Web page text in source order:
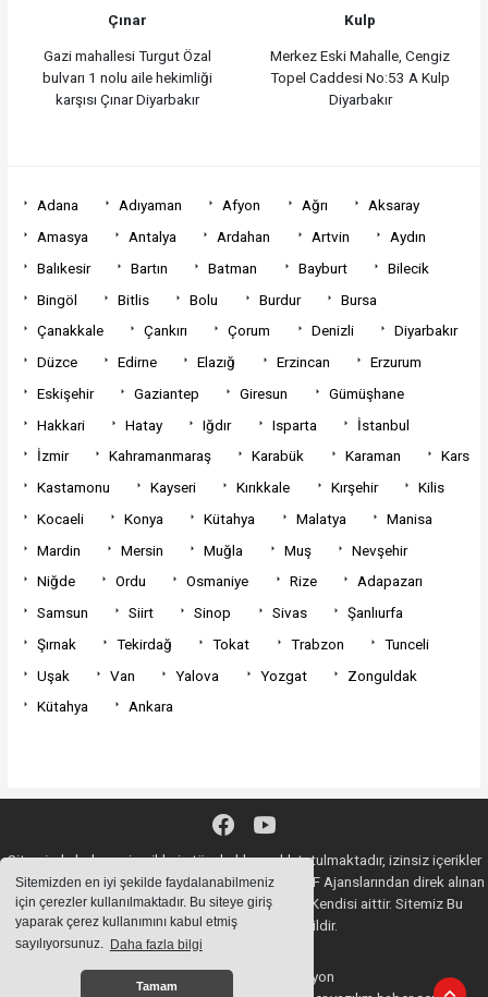
Sitemizden en iyi şekilde faydalanabilmeniz
için çerezler kullanılmaktadır. Bu siteye giriş
yaparak çerez kullanımını kabul etmiş
sayılıyorsunuz. Daha fazla bilgi
Tamam
Çınar
Gazi mahallesi Turgut Özal
bulvarı 1 nolu aile hekimliği
karşısı Çınar Diyarbakır
Kulp
Merkez Eski Mahalle, Cengiz
Topel Caddesi No:53 A Kulp
Diyarbakır
Adana Adıyaman Afyon Ağrı
Aksaray
Amasya
Antalya Ardahan Artvin
Aydın
Balıkesir
Bartın Batman Bayburt
Bilecik
Bingöl
Bitlis Bolu Burdur
Bursa
Çanakkale
Çankırı Çorum Denizli
Diyarbakır
Düzce
Edirne Elazığ Erzincan
Erzurum
Eskişehir
Gaziantep Giresun
Gümüşhane
Hakkari
Hatay Iğdır Isparta
İstanbul
İzmir
Kahramanmaraş Karabük Karaman
Kars
Kastamonu
Kayseri Kırıkkale Kırşehir
Kilis
Kocaeli
Konya Kütahya Malatya
Manisa
Mardin
Mersin Muğla Muş
Nevşehir
Niğde
Ordu Osmaniye Rize
Adapazarı
Samsun
Siirt Sinop Sivas
Şanlıurfa
Şırnak
Tekirdağ Tokat Trabzon
Tunceli
Uşak
Van Yalova Yozgat
Zonguldak
Kütahya
Ankara
Sitemizde bulunan içeriklerin tüm hakları saklı tutulmaktadır, izinsiz içerikler
kullanılamaz. Copyright 2020© AA, İHA, DHA, İGF Ajanslarından direk alınan
haberlerin YASAL SORUMLULUĞU Ajansların Kendisi aittir. Sitemiz Bu
Haberlerden Sorumlu değildir.
Haber Yazılımı:
Web Aksiyon